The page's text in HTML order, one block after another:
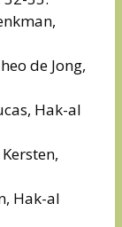
de Jong,
Hak-al
Hak-al